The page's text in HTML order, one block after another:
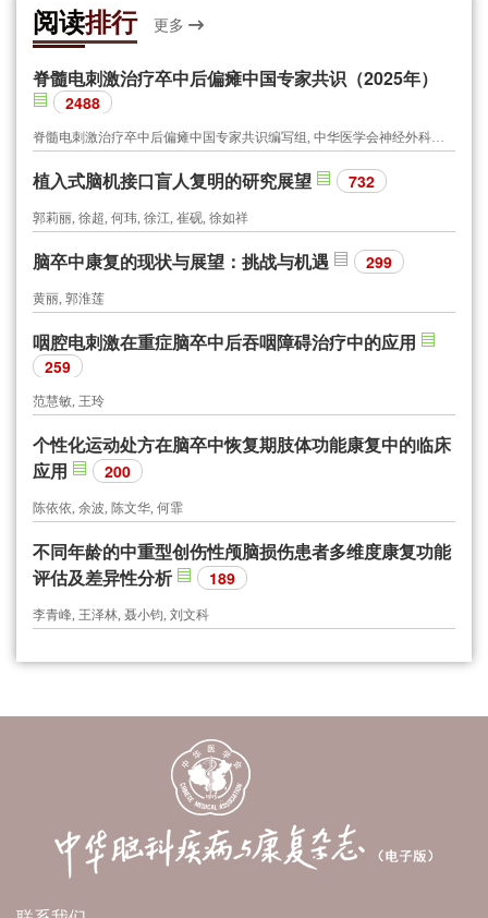
阅读排行 更多
脊髓电刺激治疗卒中后偏瘫中国专家共识（2025年）
2488
脊髓电刺激治疗卒中后偏瘫中国专家共识编写组, 中华医学会神经外科学分会功能神经外科学组, 中国研究型医院学会神经外科学专业委员会, 世界华人神经外科协会功能神经外科专业委员会, 北京医学会神经外科学分会功能神经外科专业组, 北京医学会神经外科学分会周围神经外科专业组
植入式脑机接口盲人复明的研究展望 732
郭莉丽, 徐超, 何玮, 徐江, 崔砚, 徐如祥
脑卒中康复的现状与展望：挑战与机遇 299
黄丽, 郭淮莲
咽腔电刺激在重症脑卒中后吞咽障碍治疗中的应用
259
范慧敏, 王玲
个性化运动处方在脑卒中恢复期肢体功能康复中的临床
应用
200
陈依依, 余波, 陈文华, 何霏
不同年龄的中重型创伤性颅脑损伤患者多维度康复功能
评估及差异性分析
189
李青峰, 王泽林, 聂小钧, 刘文科